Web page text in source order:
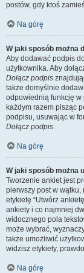
postów, gdy ktoś
Na górę
W jaki sposób można
Aby dodawać podpis
użytkownika. Aby
Dołącz podpis
także domyślnie
odpowiednią funkcję w
każdym razem pisząc
podpisu, usuwając w
Dołącz podpis.
Na górę
W jaki sposób można
Tworzenie ankiet jest
pierwszy post w
etykietę “Utwórz
ankiety i co najmniej
widocznego pola
może wybrać,
także umożliwić
widzisz etykiety,
Na górę